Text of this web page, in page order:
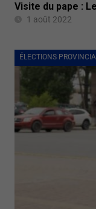
Visite du pape :
1 août 2022
ÉLECTIONS